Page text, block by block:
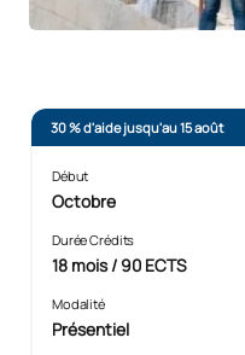
30 % d'aide jusqu'au 15 août
Début
Octobre
Durée Crédits
18 mois / 90 ECTS
Modalité
Présentiel